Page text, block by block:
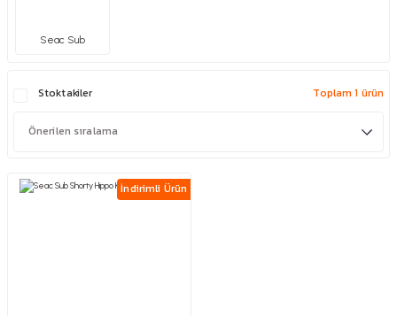
Seac Sub
Stoktakiler Toplam 1 ürün
İndirimli Ürün